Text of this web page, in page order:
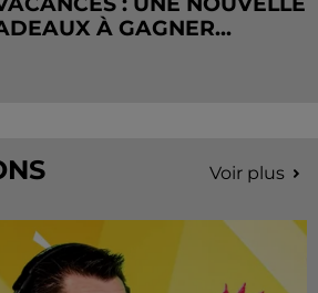
À GAGNER...
Voir plus